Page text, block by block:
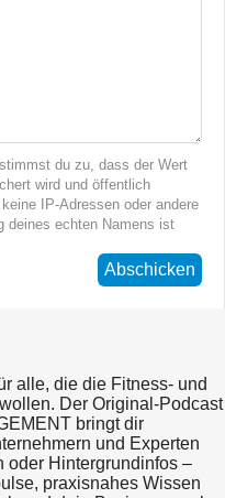
du zu, dass der Wert
wird und öffentlich
IP-Adressen oder andere
deines echten Namens ist
Abschicken
alle, die die Fitness- und
Der Original-Podcast
bringt dir
und Experten
oder Hintergrundinfos –
praxisnahes Wissen